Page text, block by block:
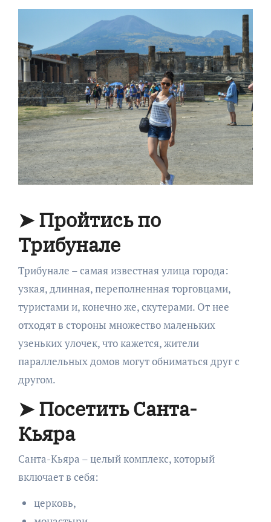
➤ Пройтись по
Трибунале
Трибунале – самая известная улица города:
узкая, длинная, переполненная торговцами,
туристами и, конечно же, скутерами. От нее
отходят в стороны множество маленьких
узеньких улочек, что кажется, жители
параллельных домов могут обниматься друг с
другом.
➤ Посетить Санта-
Кьяра
Санта-Кьяра – целый комплекс, который
включает в себя:
церковь,